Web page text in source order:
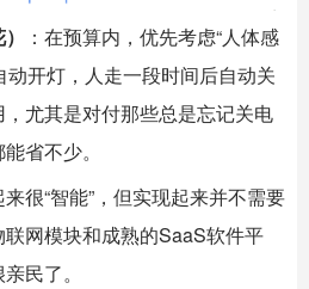
：在预算内，优先考虑“人体感
动开灯，人走一段时间后自动关
尤其是对付那些总是忘记关电
省不少。
很“智能”，但实现起来并不需要
网模块和成熟的SaaS软件平
民了。